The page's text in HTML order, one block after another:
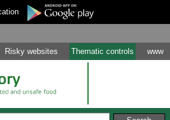
Risky websites Thematic controls www